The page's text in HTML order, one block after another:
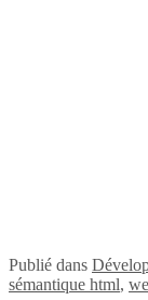
Publié dans
sémantique html,